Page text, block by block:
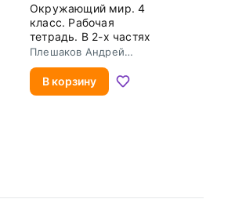
Окружающий мир. 4
класс. Рабочая
тетрадь. В 2-х частях
Плешаков Андрей
В корзину